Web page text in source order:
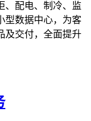
、配电、制冷、监
型数据中心，为客
及交付，全面提升